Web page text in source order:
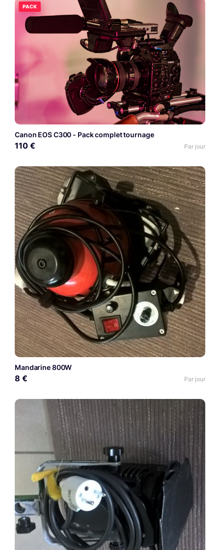
PACK
Canon EOS C300 - Pack complet tournage
110 € Par jour
Mandarine 800W
8 € Par jour